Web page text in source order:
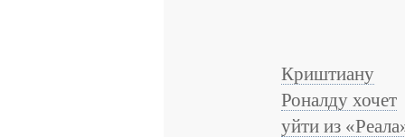
Криштиану
Роналду хочет
уйти из